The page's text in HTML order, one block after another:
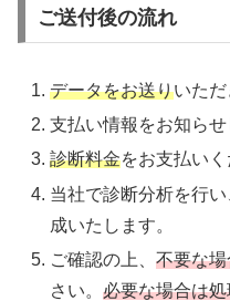
ご送付後の流れ
データをお送りいた
支払い情報をお知ら
診断料金をお支払いく
当社で診断分析を行
成いたします。
ご確認の上、不要な
さい。必要な場合は